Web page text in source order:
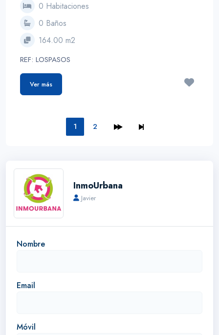
0 Habitaciones
0 Baños
164.00 m2
REF: LOSPASOS
Ver más
1 2
InmoUrbana
Javier
Nombre
Email
Móvil